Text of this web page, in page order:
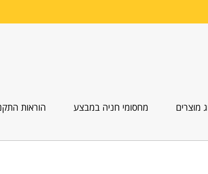
מוצרים מחסומי חניה במבצע הוראות